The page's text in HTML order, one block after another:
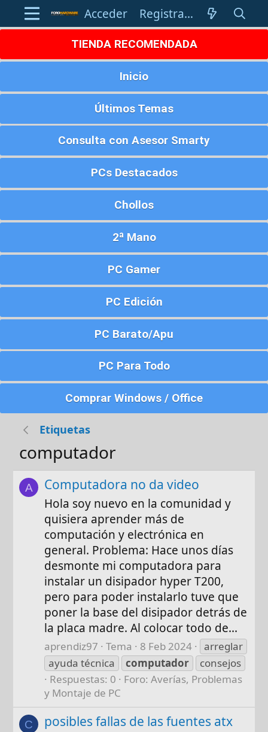
Acceder Registrarse
TIENDA RECOMENDADA
Inicio
Últimos Temas
Consulta con Asesor Smarty
PCs Destacados
Chollos
2ª Mano
PC Gamer
PC Edición
PC Barato/Apu
PC Para Todo
Comprar Windows / Office
Etiquetas
computador
A Computadora no da video
Hola soy nuevo en la comunidad y
quisiera aprender más de
computación y electrónica en
general. Problema: Hace unos días
desmonte mi computadora para
instalar un disipador hyper T200,
pero para poder instalarlo tuve que
poner la base del disipador detrás de
la placa madre. Al colocar todo de...
aprendiz97 Tema 8 Feb 2024
arreglar
ayuda técnica
computador
consejos
Respuestas: 0
Foro:Averías, Problemas
y Montaje de PC
C posibles fallas de las fuentes atx